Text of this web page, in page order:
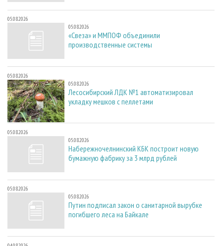
05.08.2026
05.08.2026
«Свеза» и ММПОФ объединили
производственные системы
05.08.2026
05.08.2026
Лесосибирский ЛДК №1 автоматизировал
укладку мешков с пеллетами
05.08.2026
05.08.2026
Набережночелнинский КБК построит новую
бумажную фабрику за 3 млрд рублей
05.08.2026
05.08.2026
Путин подписал закон о санитарной вырубке
погибшего леса на Байкале